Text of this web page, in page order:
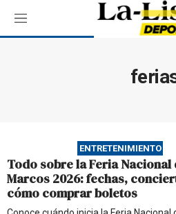
M
e
ENTRETENIMIENTO
Todo sobre la Feria Nacional
Marcos 2026: fechas,
cómo comprar boletos